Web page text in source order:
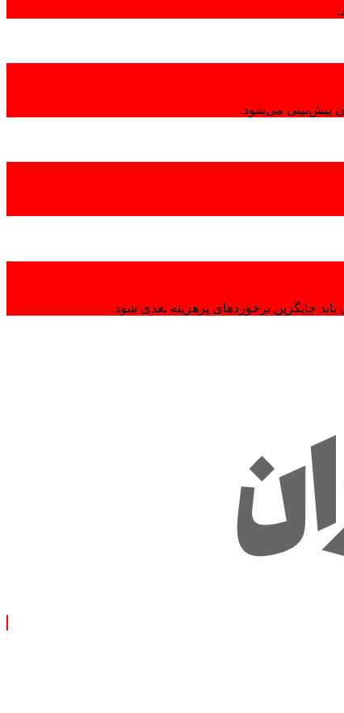
پیش‌بینی می‌شود.
جایگزین برخوردهای پرهزینه بعدی شود.